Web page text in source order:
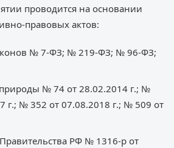
проводится на основании
правовых актов:
№ 7-ФЗ; № 219-ФЗ; № 96-ФЗ;
№ 74 от 28.02.2014 г.; №
г.; № 352 от 07.08.2018 г.; № 509 от
РФ № 1316-р от